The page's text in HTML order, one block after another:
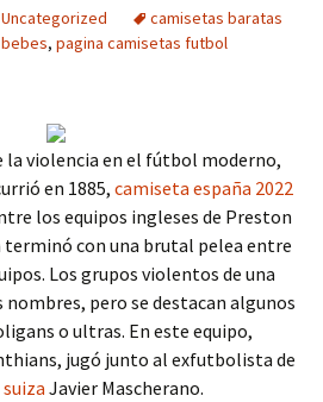
Uncategorized
camisetas baratas
, pagina camisetas futbol
la violencia en el fútbol moderno,
en 1885, camiseta españa 2022
los equipos ingleses de Preston
terminó con una brutal pelea entre
Los grupos violentos de una
nombres, pero se destacan algunos
o ultras. En este equipo,
jugó junto al exfutbolista de
Javier Mascherano.